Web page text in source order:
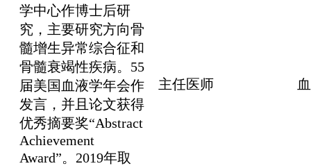
学中心作博士后研
究，主要研究方向骨
髓增生异常综合征和
骨髓衰竭性疾病。55
届美国血液学年会作
发言，并且论文获得
优秀摘要奖“Abstract
Achievement
Award”。2019年取
主任医师